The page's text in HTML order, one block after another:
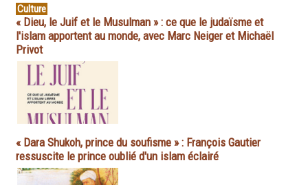
Culture
« Dieu, le Juif et le Musulman » : ce que le judaïsme et
l'islam apportent au monde, avec Marc Neiger et Michaël
Privot
« Dara Shukoh, prince du soufisme » : François Gautier
ressuscite le prince oublié d'un islam éclairé